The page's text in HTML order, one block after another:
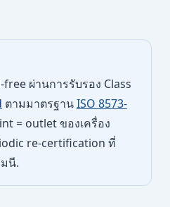
free ผ่านการรับรอง Class
ตามมาตรฐานISO 8573-
= outlet ของเครื่อง
re-certification ที่
มนี.